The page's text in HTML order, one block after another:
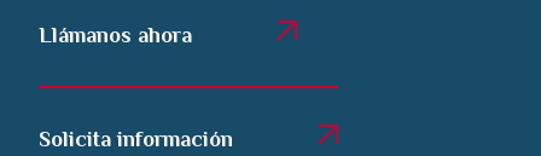
Llámanos ahora
Solicita información